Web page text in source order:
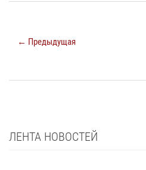
← Предыдущая
ЛЕНТА НОВОСТЕЙ